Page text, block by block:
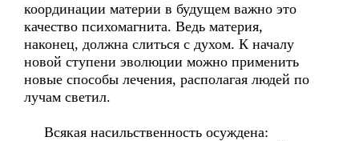
координации материи в будущем важно это
качество психомагнита. Ведь материя,
наконец, должна слиться с духом. К началу
новой ступени эволюции можно применить
новые способы лечения, располагая людей по
лучам светил.
Всякая насильственность осуждена: